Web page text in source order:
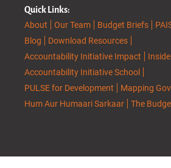
Quick Links:
About
Our Team Budget Briefs
Blog
Download Resources
Accountability Initiative Impact
Accountability Initiative School
PULSE for Development
Mapping
Hum Aur Humaari Sarkaar
The